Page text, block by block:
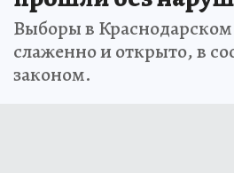
Выборы в
слаженно и открыто, в
законом.